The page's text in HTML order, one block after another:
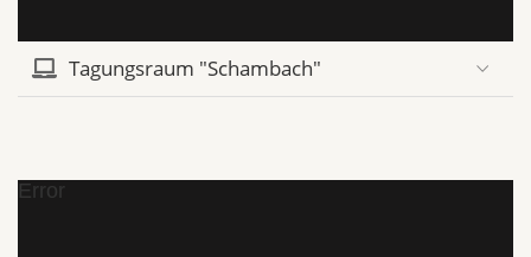
Tagungsraum "Schambach"
Error